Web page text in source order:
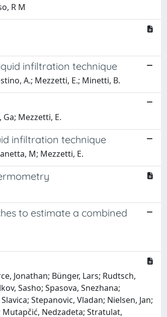
R M
infiltration technique
A.; Mezzetti, E.; Minetti, B.
Mezzetti, E.
infiltration technique
M; Mezzetti, E.
to estimate a combined
Jonathan; Bünger, Lars; Rudtsch,
Sasho; Spasova, Snezhana;
Stepanovic, Vladan; Nielsen, Jan;
Mutapčić, Nedzadeta; Stratulat,